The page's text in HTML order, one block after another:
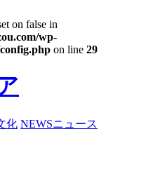
on false in
wp-
on line 29
化 NEWSニュース